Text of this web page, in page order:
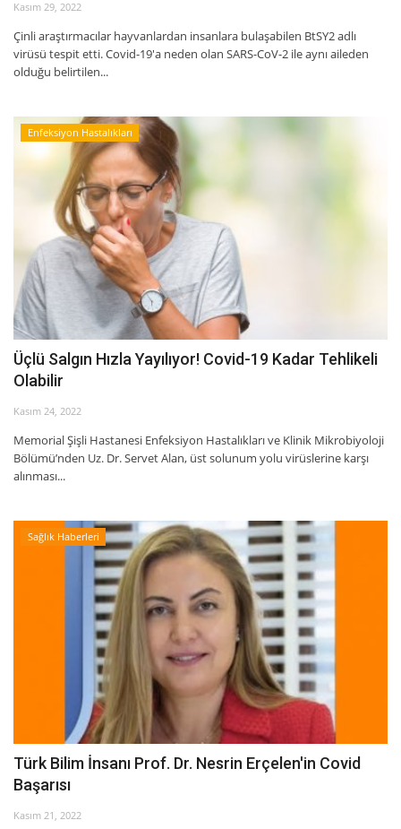
Kasım 29, 2022
Çinli araştırmacılar hayvanlardan insanlara bulaşabilen BtSY2 adlı
virüsü tespit etti. Covid-19'a neden olan SARS-CoV-2 ile aynı aileden
olduğu belirtilen...
Enfeksiyon Hastalıkları
Üçlü Salgın Hızla Yayılıyor! Covid-19 Kadar Tehlikeli
Olabilir
Kasım 24, 2022
Memorial Şişli Hastanesi Enfeksiyon Hastalıkları ve Klinik Mikrobiyoloji
Bölümü’nden Uz. Dr. Servet Alan, üst solunum yolu virüslerine karşı
alınması...
Sağlık Haberleri
Türk Bilim İnsanı Prof. Dr. Nesrin Erçelen'in Covid
Başarısı
Kasım 21, 2022